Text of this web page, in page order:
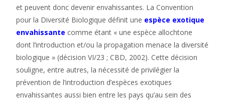
et peuvent donc devenir envahissantes. La Convention
pour la Diversité Biologique définit une espèce exotique
envahissante comme étant « une espèce allochtone
dont l’introduction et/ou la propagation menace la diversité
biologique » (décision VI/23 ; CBD, 2002). Cette décision
souligne, entre autres, la nécessité de privilégier la
prévention de l’introduction d’espèces exotiques
envahissantes aussi bien entre les pays qu’au sein des